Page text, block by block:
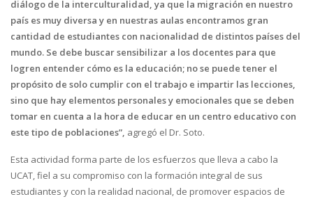
diálogo de la interculturalidad, ya que la migración en nuestro
país es muy diversa y en nuestras aulas encontramos gran
cantidad de estudiantes con nacionalidad de distintos países del
mundo. Se debe buscar sensibilizar a los docentes para que
logren entender cómo es la educación; no se puede tener el
propósito de solo cumplir con el trabajo e impartir las lecciones,
sino que hay elementos personales y emocionales que se deben
tomar en cuenta a la hora de educar en un centro educativo con
este tipo de poblaciones”, agregó el Dr. Soto.
Esta actividad forma parte de los esfuerzos que lleva a cabo la
UCAT, fiel a su compromiso con la formación integral de sus
estudiantes y con la realidad nacional, de promover espacios de